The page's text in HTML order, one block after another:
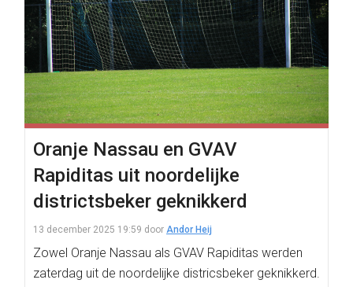
Oranje Nassau en GVAV
Rapiditas uit noordelijke
districtsbeker geknikkerd
13 december 2025 19:59 door Andor Heij
Zowel Oranje Nassau als GVAV Rapiditas werden
zaterdag uit de noordelijke districsbeker geknikkerd.